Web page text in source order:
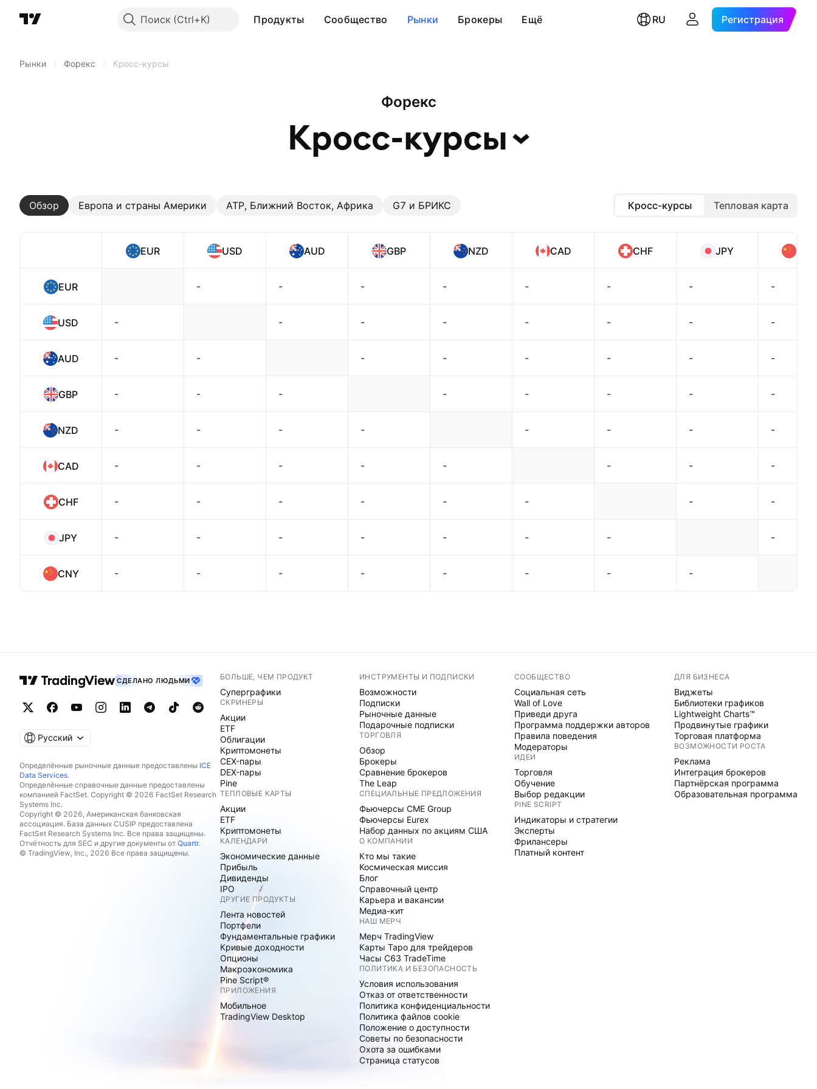
Поиск Продукты Сообщество Рынки Брокеры Ещё RU Регистрация
Рынки Форекс Кросс-курсы
Форекс
Кросс-курсы
Обзор Европа и страны Америки АТР, Ближний Восток, Африка G7 и БРИКС Кросс-курсы Тепловая карта
EUR USD AUD GBP NZD CAD CHF JPY CNY
EUR - - - - - - - -
USD - - - - - - - -
AUD - - - - - - - -
GBP - - - - - - - -
NZD - - - - - - - -
CAD - - - - - - - -
CHF - - - - - - - -
JPY - - - - - - - -
CNY - - - - - - - -
СДЕЛАНО ЛЮДЬМИ
Русский
Определённые рыночные данные предоставлены ICE
Data Services.
Определённые справочные данные предоставлены
компанией FactSet. Copyright © 2026 FactSet Research
Systems Inc.
Copyright © 2026, Американская банковская
ассоциация. База данных CUSIP предоставлена
FactSet Research Systems Inc. Все права защищены.
Отчётность для SEC и другие документы от Quartr.
© TradingView, Inc., 2026 Все права защищены.
БОЛЬШЕ, ЧЕМ ПРОДУКТ
Суперграфики
СКРИНЕРЫ
Акции
ETF
Облигации
Криптомонеты
CEX-пары
DEX-пары
Pine
ТЕПЛОВЫЕ КАРТЫ
Акции
ETF
Криптомонеты
КАЛЕНДАРИ
Экономические данные
Прибыль
Дивиденды
IPO
ДРУГИЕ ПРОДУКТЫ
Лента новостей
Портфели
Фундаментальные графики
Кривые доходности
Опционы
Макроэкономика
Pine Script®
ПРИЛОЖЕНИЯ
Мобильное
TradingView Desktop
ИНСТРУМЕНТЫ И ПОДПИСКИ
Возможности
Подписки
Рыночные данные
Подарочные подписки
ТОРГОВЛЯ
Обзор
Брокеры
Сравнение брокеров
The Leap
СПЕЦИАЛЬНЫЕ ПРЕДЛОЖЕНИЯ
Фьючерсы CME Group
Фьючерсы Eurex
Набор данных по акциям США
О КОМПАНИИ
Кто мы такие
Космическая миссия
Блог
Справочный центр
Карьера и вакансии
Медиа-кит
НАШ МЕРЧ
Мерч TradingView
Карты Таро для трейдеров
Часы C63 TradeTime
ПОЛИТИКА И БЕЗОПАСНОСТЬ
Условия использования
Отказ от ответственности
Политика конфиденциальности
Политика файлов cookie
Положение о доступности
Советы по безопасности
Охота за ошибками
Страница статусов
СООБЩЕСТВО
Социальная сеть
Wall of Love
Приведи друга
Программа поддержки авторов
Правила поведения
Модераторы
ИДЕИ
Торговля
Обучение
Выбор редакции
PINE SCRIPT
Индикаторы и стратегии
Эксперты
Фрилансеры
Платный контент
ДЛЯ БИЗНЕСА
Виджеты
Библиотеки графиков
Lightweight Charts™
Продвинутые графики
Торговая платформа
ВОЗМОЖНОСТИ РОСТА
Реклама
Интеграция брокеров
Партнёрская программа
Образовательная программа